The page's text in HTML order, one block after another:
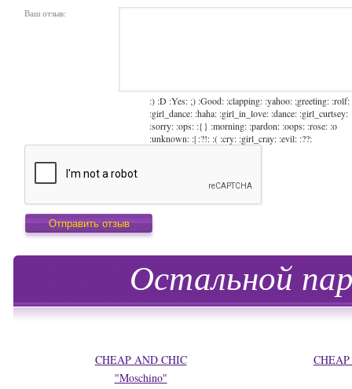
Ваш отзыв:
:) :D :Yes: ;) :Good: :clapping: :yahoo: ;greeting: :rolf:
:girl_dance: :haha: :girl_in_love: :dance: :girl_curtsey:
:sorry: :ops: :{} :morning: :pardon: :oops: :rose: :o
:unknown: :| :?!: :( :cry: :girl_cray: :evil: :??:
Остальной
CHEAP AND CHIC
"Moschino"